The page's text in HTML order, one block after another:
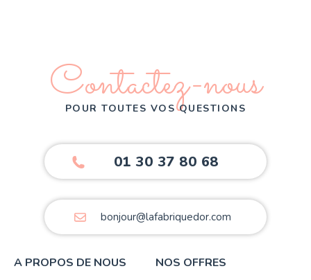
Contactez-nous
POUR TOUTES VOS QUESTIONS
01 30 37 80 68
bonjour@lafabriquedor.com
A PROPOS DE NOUS NOS OFFRES